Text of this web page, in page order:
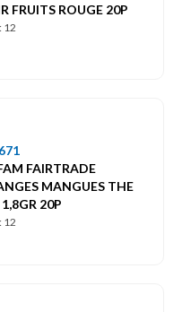
FRUITS ROUGE 20P
12
FAIRTRADE
MANGUES THE
20P
12